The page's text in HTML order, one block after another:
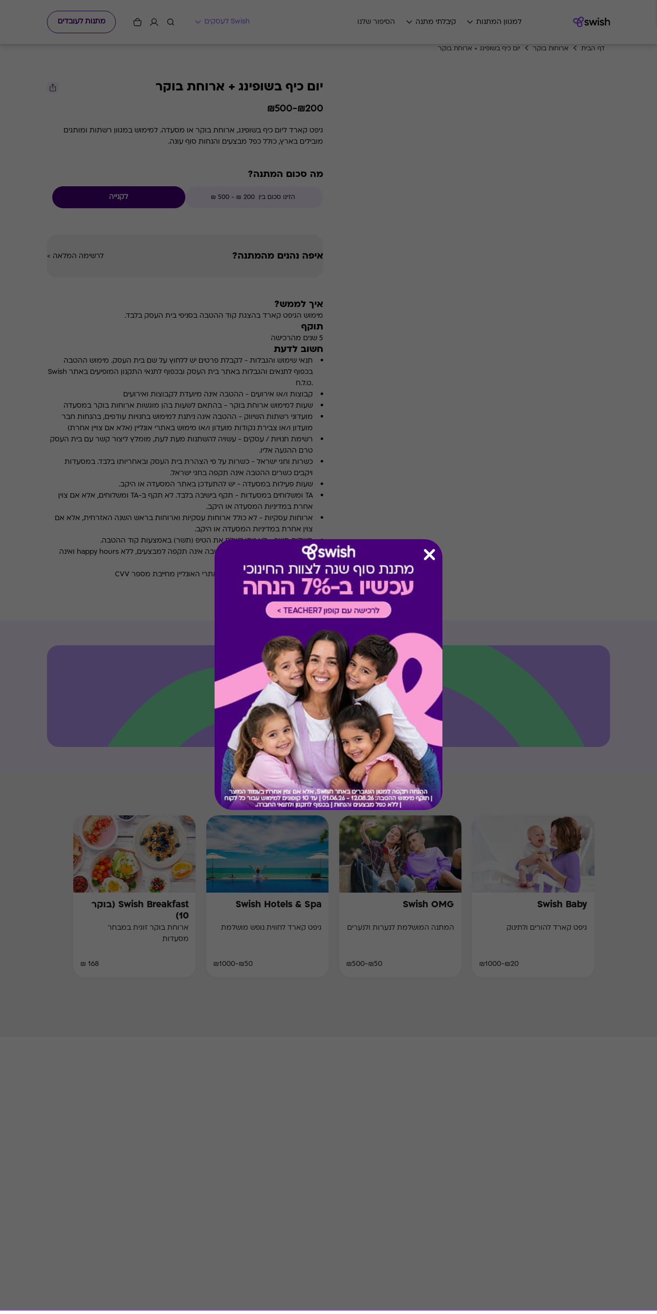
למגוון המתנות קיבלתי מתנה הסיפור שלנו Swish לעסקים מתנות לעובדים
דף הבית ארוחות בוקר יום כיף בשופינג + ארוחת בוקר
יום כיף בשופינג + ארוחת בוקר
₪200-₪500
גיפט קארד ליום כיף בשופינג, ארוחת בוקר או מסעדה. למימוש במגוון רשתות ומותגים
מובילים בארץ, כולל כפל מבצעים והנחות סוף עונה.
מה סכום המתנה?
לקנייה
איפה נהנים מהמתנה? לרשימה המלאה >
איך לממש?
מימוש הגיפט קארד בהצגת קוד ההטבה בסניפי בית העסק בלבד.
תוקף
5 שנים מהרכישה
חשוב לדעת
תנאי שימוש והגבלות -לקבלת פרטים יש ללחוץ על שם בית העסק. מימוש ההטבה
בכפוף לתנאים והגבלות באתר בית העסק ובכפוף לתנאי התקנון המופיעים באתר Swish
.ט.ל.ח
קבוצות ו/או אירועים - ההטבה אינה מיועדת לקבוצות ואירועים
שעות למימוש ארוחת בוקר - בהתאם לשעות בהן מוגשות ארוחות בוקר במסעדה
מועדוני רשתות השיווק - ההטבה אינה ניתנת למימוש בחנויות עודפים, בהנחות חבר
מועדון ו/או צבירת נקודות מועדון ו/או מימוש באתרי אונליין (אלא אם צויין אחרת)
רשימת חנויות / עסקים -עשויה להשתנות מעת לעת, מומלץ ליצור קשר עם בית העסק
טרם ההגעה אליו.
כשרות וחגי ישראל -כשרות על פי הצהרת בית העסק ובאחריותו בלבד. במסעדות
ויקבים כשרים ההטבה אינה תקפה בחגי ישראל.
שעות פעילות במסעדה -יש להתעדכן באתר המסעדה או היקב.
TA ומשלוחים במסעדות
-
תקף בישיבה בלבד. לא תקף ב-TA ומשלוחים, אלא אם צוין
אחרת במדיניות המסעדה או היקב.
ארוחות עסקיות -לא כולל ארוחות עסקיות וארוחות בראש השנה האזרחית, אלא אם
צוין אחרת במדיניות המסעדה או היקב.
תשלום תשר-לא ניתן לשלם את הטיפ (תשר) באמצעות קוד ההטבה.
מבצעים במסעדות/יקבים
ההטבה אינה תקפה למבצעים, ללא happy hours ואינה
כוללת 10% הנחה לתושבי אילת
רכישה אונליין- רכישה בחלק מאתרי האונליין מחייבת מספר CVV
קיבלת מתנה כזו?
בירור יתרה בכרטיס
מתנות ששווה לך להכיר
Swish Baby
גיפט קארד להורים ולתינוק
₪20-₪1000
Swish OMG
המתנה המושלמת לנערות ולנערים
₪50-₪500
Swish Hotels & Spa
גיפט קארד לחווית נופש מושלמת
₪50-₪1000
Swish Breakfast (בוקר
10)
ארוחת בוקר זוגית במבחר
מסעדות
168 ₪